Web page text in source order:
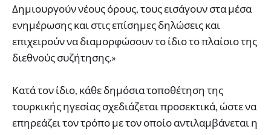
Δημιουργούν νέους όρους, τους εισάγουν στα μέσα
ενημέρωσης και στις επίσημες δηλώσεις και
επιχειρούν να διαμορφώσουν το ίδιο το πλαίσιο της
διεθνούς συζήτησης.»
Κατά τον ίδιο, κάθε δημόσια τοποθέτηση της
τουρκικής ηγεσίας σχεδιάζεται προσεκτικά, ώστε να
επηρεάζει τον τρόπο με τον οποίο αντιλαμβάνεται η